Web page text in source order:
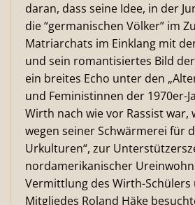
daran, dass seine Idee, in der
die “germanischen Völker” im
Matriarchats im Einklang mit
und sein romantisiertes Bild
ein breites Echo unter den
und Feministinnen der 1970er-
Wirth nach wie vor Rassist war,
wegen seiner Schwärmerei für
Urkulturen“, zur
nordamerikanischer
Vermittlung des Wirth-Schülers
Mitgliedes Roland Häke